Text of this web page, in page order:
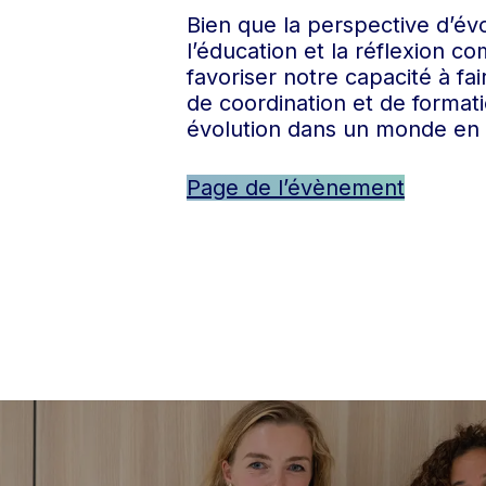
Bien que la perspective
l’éducation et la réflexion
favoriser notre capacité à
de coordination et de
évolution dans un monde
Page de l’évènement